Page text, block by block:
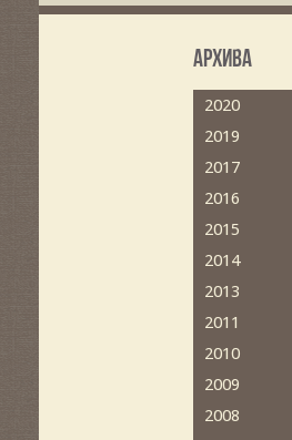
Архива
2020
2019
2017
2016
2015
2014
2013
2011
2010
2009
2008